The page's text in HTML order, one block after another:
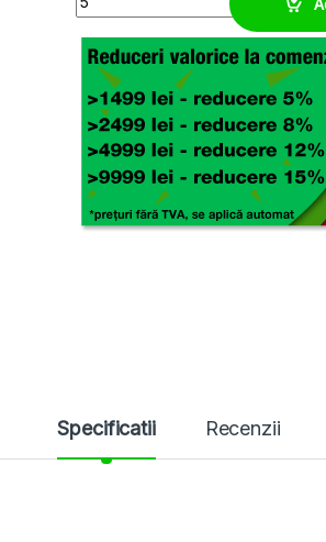
Specificatii Recenzii